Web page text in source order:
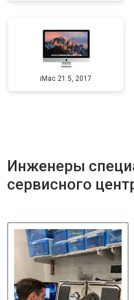
iMac 21.5, 2017
Инженеры
сервисного